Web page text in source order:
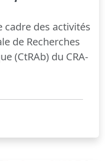
cadre des activités
de Recherches
(CtRAb) du CRA-